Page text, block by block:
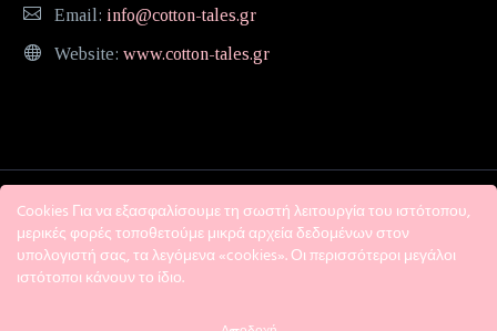
Email: info@cotton-tales.gr
Website: www.cotton-tales.gr
Cookies Για να εξασφαλίσουμε τη σωστή λειτουργία του ιστότοπου,
μερικές φορές τοποθετούμε μικρά αρχεία δεδομένων στον
υπολογιστή σας, τα λεγόμενα «cookies». Οι περισσότεροι μεγάλοι
ιστότοποι κάνουν το ίδιο.